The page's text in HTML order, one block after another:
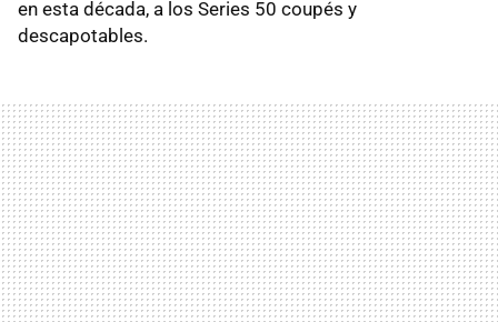
en esta década, a los Series 50 coupés y
descapotables.